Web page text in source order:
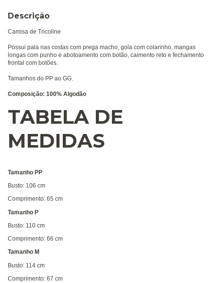
Descrição
Camisa de Tricoline
Possui pala nas costas com prega macho, gola com colarinho, mangas
longas com punho e abotoamento com botão, caimento reto e fechamento
frontal com botões.
Tamanhos do PP ao GG.
Composição: 100% Algodão
TABELA DE
MEDIDAS
Tamanho PP
Busto: 106 cm
Comprimento: 65 cm
Tamanho P
Busto: 110 cm
Comprimento: 66 cm
Tamanho M
Busto: 114 cm
Comprimento: 67 cm